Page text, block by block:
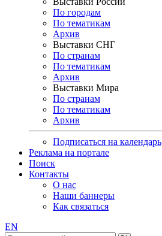
По городам
По тематикам
Архив
Выставки СНГ
По странам
По тематикам
Архив
Выставки Мира
По странам
По тематикам
Архив
Подписаться на календарь
Реклама на портале
Поиск
Контакты
О нас
Наши баннеры
Как связаться
EN